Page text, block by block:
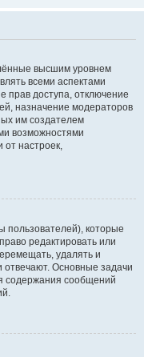
высшим уровнем
всеми аспектами
прав доступа, отключение
назначение модераторов
им создателем
возможностями
от настроек,
пользователей), которые
редактировать или
удалять и
Основные задачи
содержания сообщений